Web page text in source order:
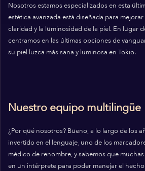
Nosotros estamos especializados en esta
estética avanzada está diseñada para
claridad y la luminosidad de la piel. En lugar
centramos en las últimas opciones de
su piel luzca más sana y luminosa en Tokio.
Nuestro equipo multilingüe
¿Por qué nosotros? Bueno, a lo largo de los
invertido en el lenguaje, uno de los
médico de renombre, y sabemos que
en un intérprete para poder manejar el